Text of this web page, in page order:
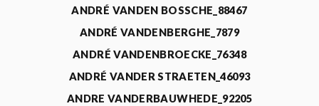
ANDRÉ VANDEN BOSSCHE_88467
ANDRÉ VANDENBERGHE_7879
ANDRÉ VANDENBROECKE_76348
ANDRÉ VANDER STRAETEN_46093
ANDRE VANDERBAUWHEDE_92205